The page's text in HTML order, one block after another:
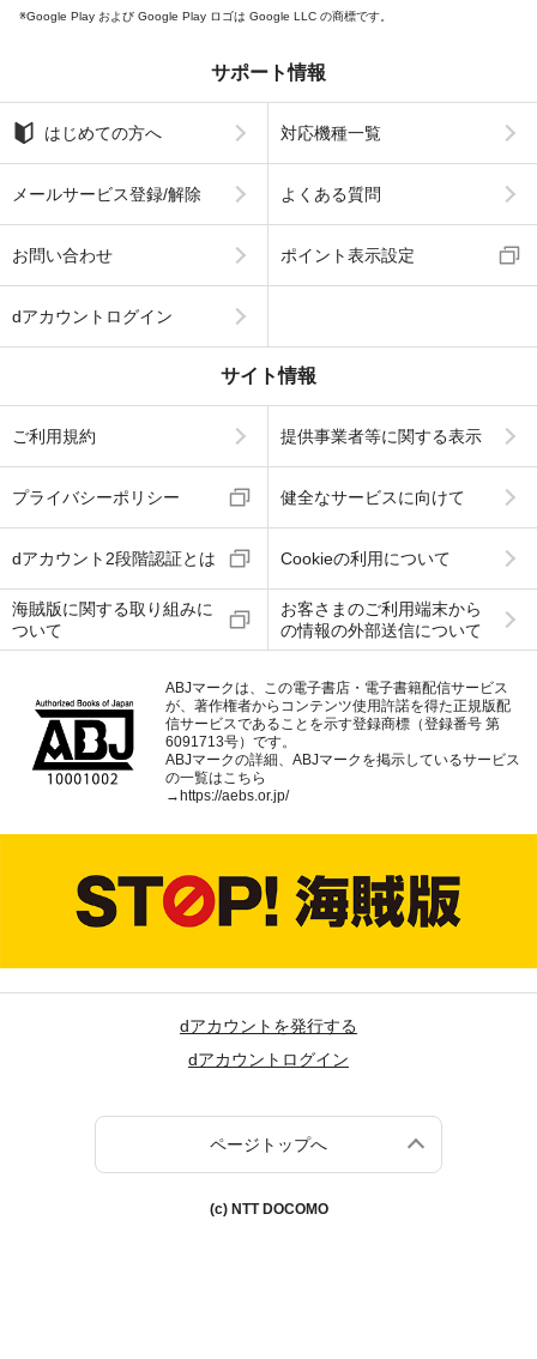
Google Play および Google Play ロゴは Google LLC の商標です。
サポート情報
はじめての方へ 対応機種一覧
メールサービス登録/解除 よくある質問
お問い合わせ ポイント表示設定
dアカウントログイン
サイト情報
ご利用規約 提供事業者等に関する表示
プライバシーポリシー 健全なサービスに向けて
dアカウント2段階認証とは Cookieの利用について
海賊版に関する取り組みに
ついて
お客さまのご利用端末から
の情報の外部送信について
ABJマークは、この電子書店・電子書籍配信サービス
が、著作権者からコンテンツ使用許諾を得た正規版配
信サービスであることを示す登録商標（登録番号 第
6091713号）です。
ABJマークの詳細、ABJマークを掲示しているサービス
の一覧はこちら
→https://aebs.or.jp/
dアカウントを発行する
dアカウントログイン
ページトップへ
(c) NTT DOCOMO